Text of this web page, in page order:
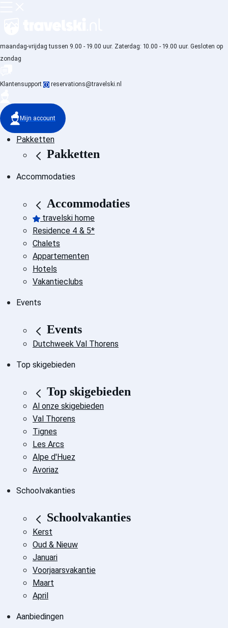
maandag-vrijdag tussen 9.00 - 19.00 uur. Zaterdag: 10.00 - 19.00 uur. Gesloten op
zondag
Klantensupport reservations@travelski.nl
Mijn account
Pakketten
Pakketten
Accommodaties
Accommodaties
travelski home
Residence 4 & 5*
Chalets
Appartementen
Hotels
Vakantieclubs
Events
Events
Dutchweek Val Thorens
Top skigebieden
Top skigebieden
Al onze skigebieden
Val Thorens
Tignes
Les Arcs
Alpe d'Huez
Avoriaz
Schoolvakanties
Schoolvakanties
Kerst
Oud & Nieuw
Januari
Voorjaarsvakantie
Maart
April
Aanbiedingen